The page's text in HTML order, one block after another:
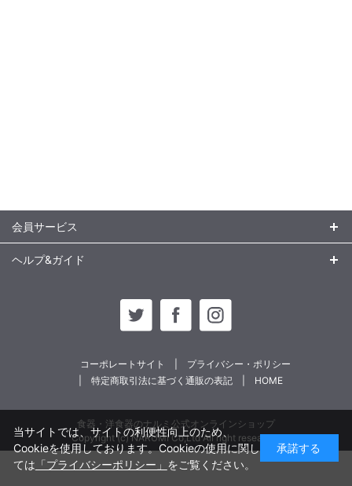
会員サービス
ヘルプ&ガイド
コーポレートサイト
プライバシー・ポリシー
特定商取引法に基づく通販の表記
HOME
食器・洋食器のナルミ公式オンラインショップ
Copyright (c) NARUMI Co,Ltd All right reseaved.
当サイトでは、サイトの利便性向上のため、
Cookieを使用しております。Cookieの使用に関し
ては 「プライバシーポリシー」 をご覧ください。
承諾する